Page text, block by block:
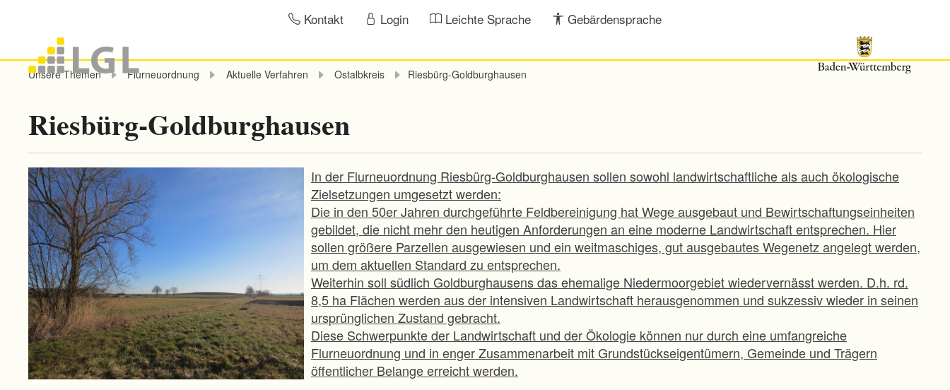
Kontakt Login Leichte Sprache Gebärdensprache
Unsere Themen Flurneuordnung Aktuelle Verfahren Ostalbkreis Riesbürg-Goldburghausen
Riesbürg-Goldburghausen
In der Flurneuordnung Riesbürg-Goldburghausen sollen sowohl landwirtschaftliche als auch ökologische
Zielsetzungen umgesetzt werden:
Die in den 50er Jahren durchgeführte Feldbereinigung hat Wege ausgebaut und Bewirtschaftungseinheiten
gebildet, die nicht mehr den heutigen Anforderungen an eine moderne Landwirtschaft entsprechen. Hier
sollen größere Parzellen ausgewiesen und ein weitmaschiges, gut ausgebautes Wegenetz angelegt werden,
um dem aktuellen Standard zu entsprechen.
Weiterhin soll südlich Goldburghausens das ehemalige Niedermoorgebiet wiedervernässt werden. D.h. rd.
8,5 ha Flächen werden aus der intensiven Landwirtschaft herausgenommen und sukzessiv wieder in seinen
ursprünglichen Zustand gebracht.
Diese Schwerpunkte der Landwirtschaft und der Ökologie können nur durch eine umfangreiche
Flurneuordnung und in enger Zusammenarbeit mit Grundstückseigentümern, Gemeinde und Trägern
öffentlicher Belange erreicht werden.